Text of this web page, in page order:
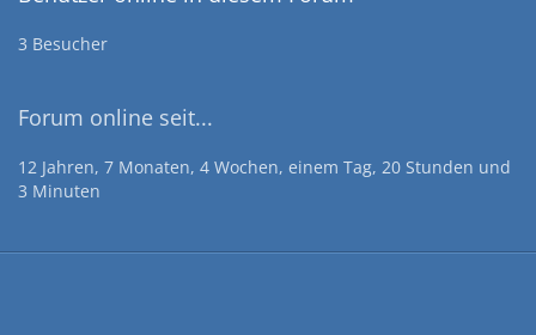
3 Besucher
Forum online seit...
12 Jahren, 7 Monaten, 4 Wochen, einem Tag, 20 Stunden und
3 Minuten